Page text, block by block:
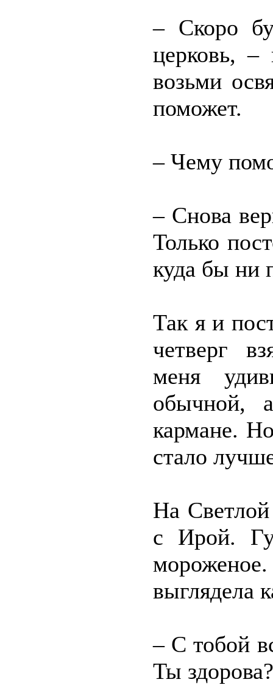
– Скоро
церковь, –
возьми
поможет.
– Чему
– Снова
Только
куда бы ни
Так я и
четверг
меня
обычной,
кармане.
стало
На
с Ирой.
выглядела
– С тобой
Ты здорова?